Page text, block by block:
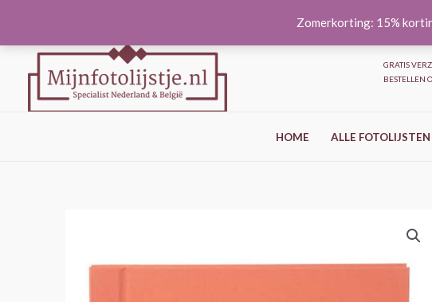
Zomerkorting: 15%
inhoud
GRATIS
BESTELLEN
HOME ALLE FOTOLIJSTEN